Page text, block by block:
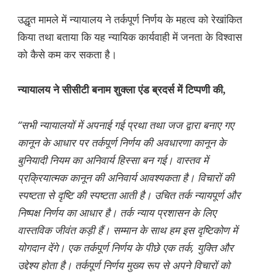
उद्धृत मामले में न्यायालय ने तर्कपूर्ण निर्णय के महत्व को रेखांकित
किया तथा बताया कि यह न्यायिक कार्यवाही में जनता के विश्वास
को कैसे कम कर सकता है।
न्यायालय ने सीसीटी बनाम शुक्ला एंड ब्रदर्स में टिप्पणी की,
“सभी न्यायालयों में अपनाई गई प्रथा तथा जज द्वारा बनाए गए
कानून के आधार पर तर्कपूर्ण निर्णय की अवधारणा कानून के
बुनियादी नियम का अनिवार्य हिस्सा बन गई। वास्तव में
प्रक्रियात्मक कानून की अनिवार्य आवश्यकता है। विचारों की
स्पष्टता से दृष्टि की स्पष्टता आती है। उचित तर्क न्यायपूर्ण और
निष्पक्ष निर्णय का आधार है। तर्क न्याय प्रशासन के लिए
वास्तविक जीवंत कड़ी हैं। सम्मान के साथ हम इस दृष्टिकोण में
योगदान देंगे। एक तर्कपूर्ण निर्णय के पीछे एक तर्क, युक्ति और
उद्देश्य होता है। तर्कपूर्ण निर्णय मुख्य रूप से अपने विचारों को